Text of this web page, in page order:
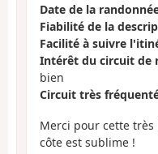
Date de la
Fiabilité de la
Facilité à suivre
Intérêt du circuit de
bien
Circuit très
Merci pour cette
côte est sublime !